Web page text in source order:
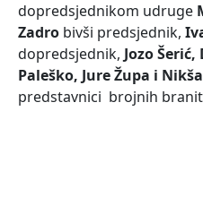
dopredsjednikom udruge
Zadro bivši predsjednik,
dopredsjednik, Jozo
Paleško, Jure Župa i
predstavnici brojnih